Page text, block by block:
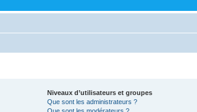
Niveaux d’utilisateurs et groupes
Que sont les administrateurs ?